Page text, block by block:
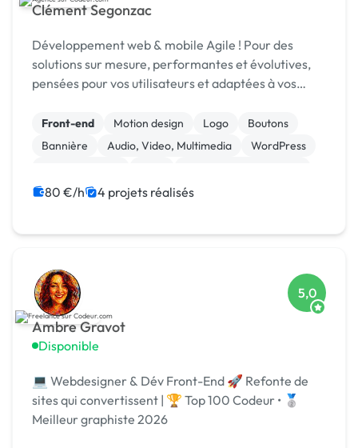
Clément Segonzac
Développement web & mobile Agile ! Pour des
solutions sur mesure, performantes et évolutives,
pensées pour vos utilisateurs et adaptées à vos
Front-end Motion design Logo
Boutons
Bannière
Audio, Video, Multimedia
WordPress
80 €/h 4 projets réalisés
Ambre Gravot
Disponible
5,0
💻 Webdesigner & Dév Front-End 🚀 Refonte de
sites qui convertissent | 🏆 Top 100 Codeur • 🥈
Meilleur graphiste 2026